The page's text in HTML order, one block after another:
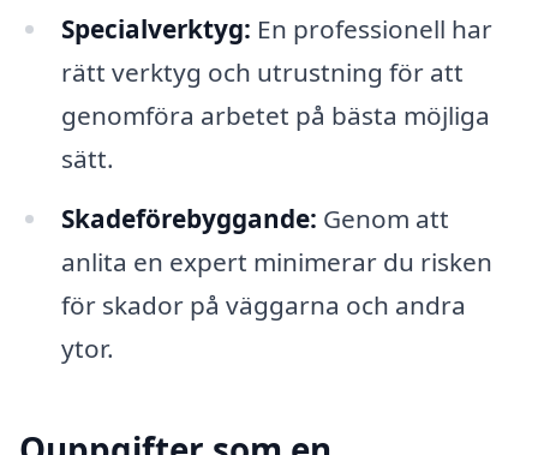
Specialverktyg: En professionell har
rätt verktyg och utrustning för att
genomföra arbetet på bästa möjliga
sätt.
Skadeförebyggande: Genom att
anlita en expert minimerar du risken
för skador på väggarna och andra
ytor.